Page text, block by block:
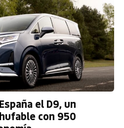
el D9, un
con 950